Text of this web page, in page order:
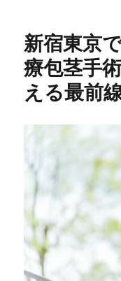
新宿東京
療包茎手
える最前